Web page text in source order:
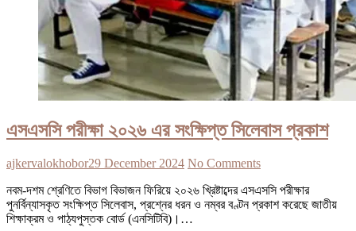
এসএসসি পরীক্ষা ২০২৬ এর সংক্ষিপ্ত সিলেবাস প্রকাশ
ajkervalokhobor29 December 2024 No Comments
নবম-দশম শ্রেণিতে বিভাগ বিভাজন ফিরিয়ে ২০২৬ খ্রিষ্টাব্দের এসএসসি পরীক্ষার
পুনর্বিন্যাসকৃত সংক্ষিপ্ত সিলেবাস, প্রশ্নের ধরন ও নম্বর বণ্টন প্রকাশ করেছে জাতীয়
শিক্ষাক্রম ও পাঠ্যপুস্তক বোর্ড (এনসিটিবি)।…